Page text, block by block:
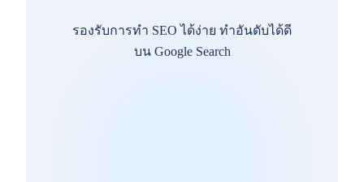
รองรับการทำ SEO ได้ง่าย ทำอันดับได้ดี
บน Google Search